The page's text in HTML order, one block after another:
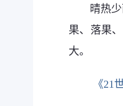
晴热
果、落果
大。
《21